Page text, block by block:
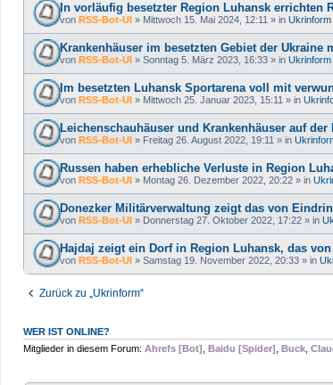
In vorläufig besetzter Region Luhansk errichten
von RSS-Bot-UI » Mittwoch 15. Mai 2024, 12:11 » in Ukrinform
Krankenhäuser im besetzten Gebiet der
von RSS-Bot-UI » Sonntag 5. März 2023, 16:33 » in Ukrinform
Im besetzten Luhansk Sportarena voll mit
von RSS-Bot-UI » Mittwoch 25. Januar 2023, 15:11 » in
Leichenschauhäuser und Krankenhäuser auf
von RSS-Bot-UI » Freitag 26. August 2022, 19:11 » in
Russen haben erhebliche Verluste in Region
von RSS-Bot-UI » Montag 26. Dezember 2022, 20:22 » in
Donezker Militärverwaltung zeigt das von
von RSS-Bot-UI » Donnerstag 27. Oktober 2022, 17:22 » in
Hajdaj zeigt ein Dorf in Region Luhansk, das
von RSS-Bot-UI » Samstag 19. November 2022, 20:33 » in
Zurück zu „Ukrinform“
WER IST ONLINE?
Mitglieder in diesem Forum: Ahrefs [Bot] Baidu [Spider] Buck